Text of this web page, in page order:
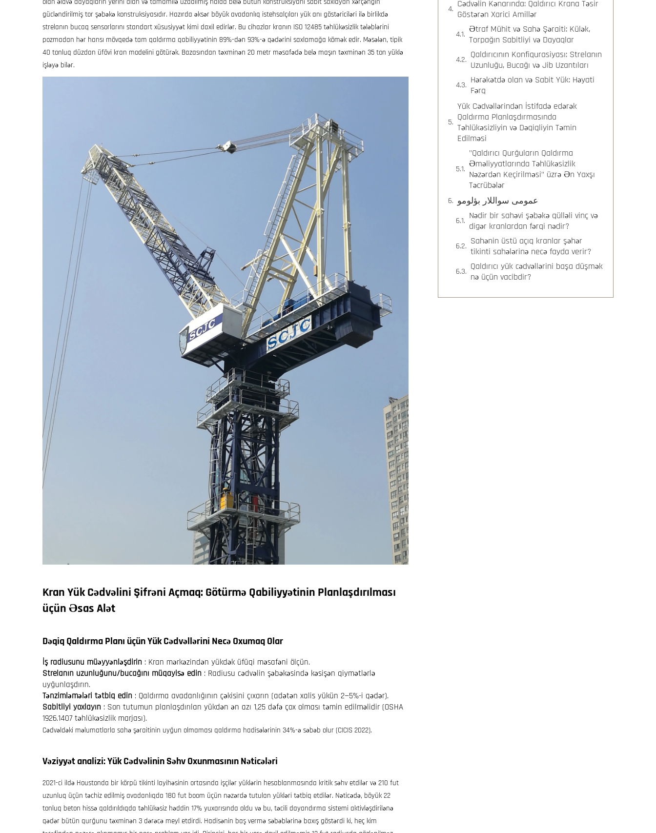
gücləndirilmiş tor şəbəkə konstruksiyasıdır. Hazırda əksər böyük avadanlıq istehsalçıları yük anı göstəriciləri ilə birlikdə
strelanın bucaq sensorlarını standart xüsusiyyət kimi daxil edirlər. Bu cihazlar kranın ISO 12485 təhlükəsizlik tələblərini
pozmadan hər hansı mövqedə tam qaldırma qabiliyyətinin 89%-dən 93%-ə qədərini saxlamağa kömək edir. Məsələn, tipik
40 tonluq düzdan üfövi kran modelini götürək. Bazasından təxminən 20 metr məsafədə belə maşın təxminən 35 ton yüklə
işləyə bilər.
Kran Yük Cədvəlini Şifrəni Açmaq: Götürmə Qabiliyyətinin Planlaşdırılması
üçün Əsas Alət
Dəqiq Qaldırma Planı üçün Yük Cədvəllərini Necə Oxumaq Olar
İş radiusunu müəyyənləşdirin : Kran mərkəzindən yükdək üfüqi məsafəni ölçün.
Strelanın uzunluğunu/bucağını müqayisə edin : Radiusu cədvəlin şəbəkəsində kəsişən qiymətlərlə
uyğunlaşdırın.
Tənzimləmələri tətbiq edin : Qaldırma avadanlığının çəkisini çıxarın (adətən xalis yükün 2—5%-i qədər).
Sabitliyi yoxlayın : Son tutumun planlaşdırılan yükdən ən azı 1,25 dəfə çox olması təmin edilməlidir (OSHA
1926.1407 təhlükəsizlik marjası).
Cədvəldəki məlumatlarla sahə şəraitinin uyğun olmaması qaldırma hadisələrinin 34%-ə səbəb olur (CICIS 2022).
Vəziyyət analizi: Yük Cədvəlinin Səhv Oxunmasının Nəticələri
2021-ci ildə Houstonda bir körpü tikinti layihəsinin ortasında işçilər yüklərin hesablanmasında kritik səhv etdilər və 210 fut
uzunluq üçün təchiz edilmiş avadanlıqda 180 fut boom üçün nəzərdə tutulan yükləri tətbiq etdilər. Nəticədə, böyük 22
tonluq beton hissə qaldırıldıqda təhlükəsiz həddin 17% yuxarısında oldu və bu, təcili dayandırma sistemi aktivləşdirilənə
qədər bütün qurğunu təxminən 3 dərəcə meyl etdirdi. Hadisənin baş vermə səbəblərinə baxış göstərdi ki, heç kim
Cədvəlin Kənarında: Qaldırıcı Krana Təsir
Göstərən Xarici Amillər
Ətraf Mühit və Sahə Şəraiti: Külək,
Torpağın Sabitliyi və Dayaqlar
Qaldırıcının Konfiqurasiyası: Strelanın
Uzunluğu, Bucağı və Jib Uzantıları
Hərəkətdə olan və Sabit Yük: Həyati
Fərq
Yük Cədvəllərindən İstifadə edərək
Qaldırma Planlaşdırmasında
Təhlükəsizliyin və Dəqiqliyin Təmin
Edilməsi
"Qaldırıcı Qurğuların Qaldırma
Əməliyyatlarında Təhlükəsizlik
Nəzərdən Keçirilməsi" üzrə Ən Yaxşı
Təcrübələr
عمومی سواللار بؤلومو
Nədir bir sahəvi şəbəkə qülləli vinç və
digər kranlardan fərqi nədir?
Sahənin üstü açıq kranlar şəhər
tikinti sahələrinə necə fayda verir?
Qaldırıcı yük cədvəllərini başa düşmək
nə üçün vacibdir?